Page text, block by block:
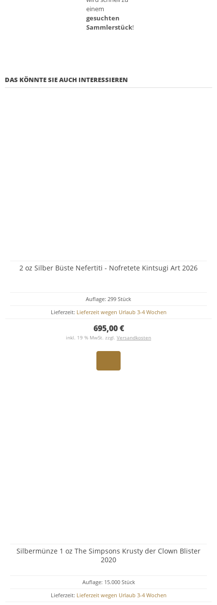
einem
gesuchten
Sammlerstück!
DAS KÖNNTE SIE AUCH INTERESSIEREN
2 oz Silber Büste Nefertiti - Nofretete Kintsugi Art 2026
Auflage: 299 Stück
Lieferzeit: Lieferzeit wegen Urlaub 3-4 Wochen
695,00 €
inkl. 19 % MwSt. zzgl. Versandkosten
Silbermünze 1 oz The Simpsons Krusty der Clown Blister
2020
Auflage: 15.000 Stück
Lieferzeit: Lieferzeit wegen Urlaub 3-4 Wochen